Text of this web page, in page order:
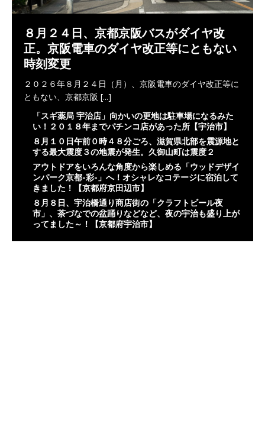
８月２４日、京都京阪バスがダイヤ改
正。京阪電車のダイヤ改正等にともない
時刻変更
２０２６年８月２４日（月）、京阪電車のダイヤ改正等に
ともない、京都京阪 [...]
「スギ薬局 宇治店」向かいの更地は駐車場になるみた
い！２０１８年までパチンコ店があった所【宇治市】
８月１０日午前０時４８分ごろ、滋賀県北部を震源地と
する最大震度３の地震が発生。久御山町は震度２
アウトドアをいろんな角度から楽しめる「ウッドデザイ
ンパーク京都-彩-」へ！オシャレなコテージに宿泊して
きました！【京都府京田辺市】
８月８日、宇治橋通り商店街の「クラフトビール夜
市」、茶づなでの盆踊りなどなど、夜の宇治も盛り上が
ってました～！【京都府宇治市】